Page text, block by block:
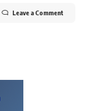
Leave a Comment